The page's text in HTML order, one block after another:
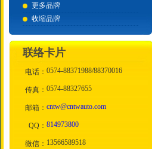
更多品牌
收缩品牌
联络卡片
电话： 0574-88371988/88370016
传真： 0574-88327655
邮箱： cntw@cntwauto.com
QQ： 814973800
微信： 13566589518